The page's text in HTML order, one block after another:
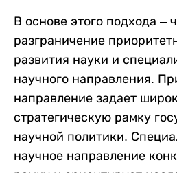
В основе этого подхода –
разграничение
развития науки и
научного направления.
направление задает
стратегическую рамку
научной политики.
научное направление